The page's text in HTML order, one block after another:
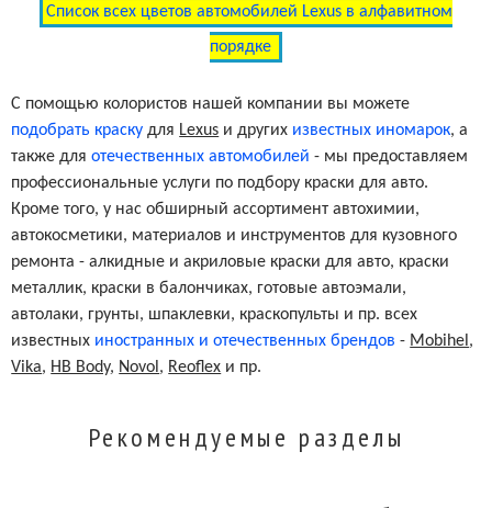
Список всех цветов автомобилей Lexus в алфавитном
порядке
С помощью колористов нашей компании вы можете
подобрать краску для Lexus и других известных иномарок, а
также дляотечественных автомобилей - мы предоставляем
профессиональные услуги по подбору краски для авто.
Кроме того, у нас обширный ассортимент автохимии,
автокосметики, материалов и инструментов для кузовного
ремонта - алкидные и акриловые краски для авто, краски
металлик, краски в балончиках, готовые автоэмали,
автолаки, грунты, шпаклевки, краскопульты и пр. всех
известных иностранных и отечественных брендов - Mobihel ,
Vika, HB Body, Novol , Reoflex и пр.
Рекомендуемые разделы